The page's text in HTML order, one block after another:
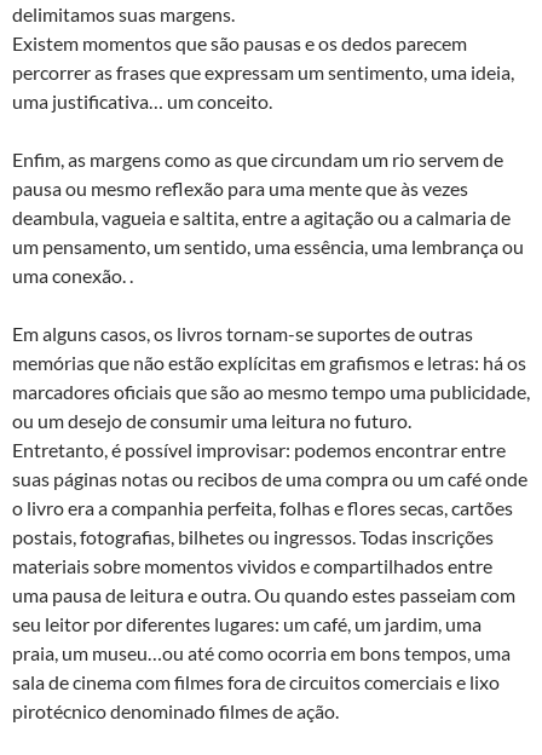
delimitamos suas margens.
Existem momentos que são pausas e os dedos parecem
percorrer as frases que expressam um sentimento, uma ideia,
uma justificativa… um conceito.
Enfim, as margens como as que circundam um rio servem de
pausa ou mesmo reflexão para uma mente que às vezes
deambula, vagueia e saltita, entre a agitação ou a calmaria de
um pensamento, um sentido, uma essência, uma lembrança ou
uma conexão. .
Em alguns casos, os livros tornam-se suportes de outras
memórias que não estão explícitas em grafismos e letras: há os
marcadores oficiais que são ao mesmo tempo uma publicidade,
ou um desejo de consumir uma leitura no futuro.
Entretanto, é possível improvisar: podemos encontrar entre
suas páginas notas ou recibos de uma compra ou um café onde
o livro era a companhia perfeita, folhas e flores secas, cartões
postais, fotografias, bilhetes ou ingressos. Todas inscrições
materiais sobre momentos vividos e compartilhados entre
uma pausa de leitura e outra. Ou quando estes passeiam com
seu leitor por diferentes lugares: um café, um jardim, uma
praia, um museu…ou até como ocorria em bons tempos, uma
sala de cinema com filmes fora de circuitos comerciais e lixo
pirotécnico denominado filmes de ação.